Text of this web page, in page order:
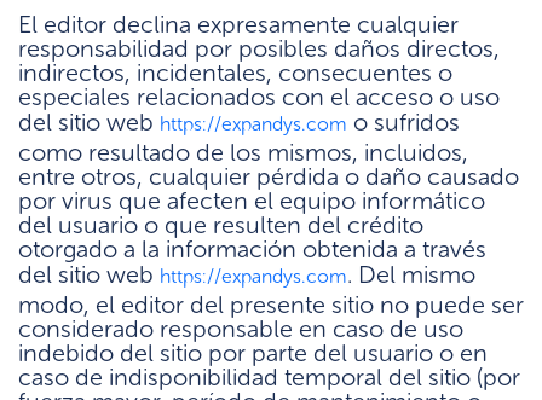
El editor declina expresamente cualquier
responsabilidad por posibles daños directos,
indirectos, incidentales, consecuentes o
especiales relacionados con el acceso o uso
del sitio web https://expandys.com o sufridos
como resultado de los mismos, incluidos,
entre otros, cualquier pérdida o daño causado
por virus que afecten el equipo informático
del usuario o que resulten del crédito
otorgado a la información obtenida a través
del sitio web https://expandys.com. Del mismo
modo, el editor del presente sitio no puede ser
considerado responsable en caso de uso
indebido del sitio por parte del usuario o en
caso de indisponibilidad temporal del sitio (por